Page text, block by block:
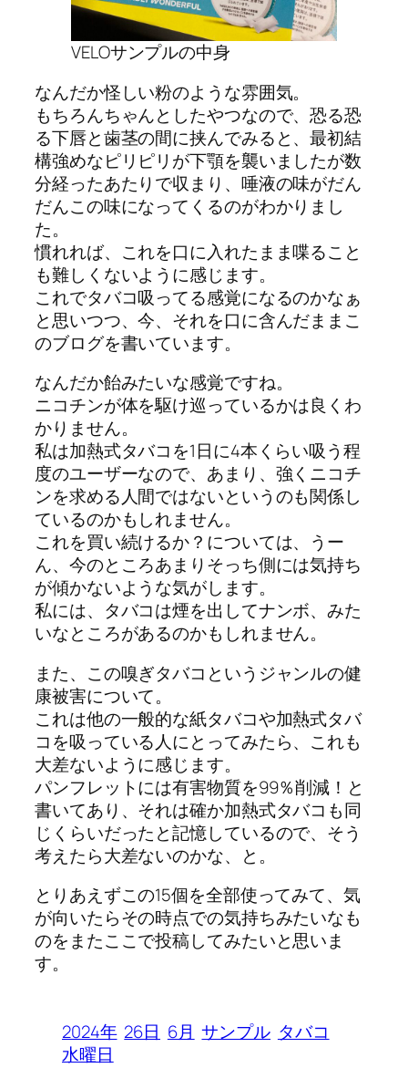
VELOサンプルの中身
なんだか怪しい粉のような雰囲気。
もちろんちゃんとしたやつなので、恐る恐
る下唇と歯茎の間に挟んでみると、最初結
構強めなピリピリが下顎を襲いましたが数
分経ったあたりで収まり、唾液の味がだん
だんこの味になってくるのがわかりまし
た。
慣れれば、これを口に入れたまま喋ること
も難しくないように感じます。
これでタバコ吸ってる感覚になるのかなぁ
と思いつつ、今、それを口に含んだままこ
のブログを書いています。
なんだか飴みたいな感覚ですね。
ニコチンが体を駆け巡っているかは良くわ
かりません。
私は加熱式タバコを1日に4本くらい吸う程
度のユーザーなので、あまり、強くニコチ
ンを求める人間ではないというのも関係し
ているのかもしれません。
これを買い続けるか？については、うー
ん、今のところあまりそっち側には気持ち
が傾かないような気がします。
私には、タバコは煙を出してナンボ、みた
いなところがあるのかもしれません。
また、この嗅ぎタバコというジャンルの健
康被害について。
これは他の一般的な紙タバコや加熱式タバ
コを吸っている人にとってみたら、これも
大差ないように感じます。
パンフレットには有害物質を99％削減！と
書いてあり、それは確か加熱式タバコも同
じくらいだったと記憶しているので、そう
考えたら大差ないのかな、と。
とりあえずこの15個を全部使ってみて、気
が向いたらその時点での気持ちみたいなも
のをまたここで投稿してみたいと思いま
す。
2024年 26日 6月 サンプル タバコ
水曜日